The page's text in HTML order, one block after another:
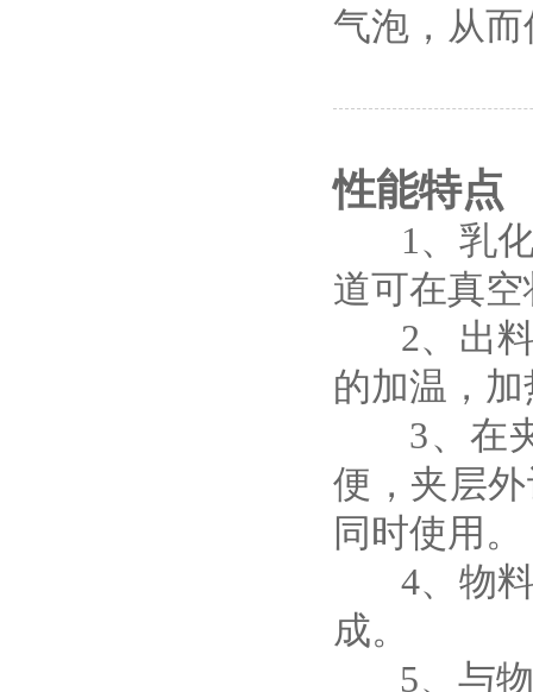
气泡，从
性能特点
1、乳化
道可在真
2、出料
的加温，
3、在夹
便，夹层
同时使用。
4、物料
成。
5、与物